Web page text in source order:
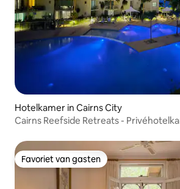
Hotelkamer in Cairns City
Cairns Reefside Retreats -
Favoriet van gasten
Favoriet van gasten